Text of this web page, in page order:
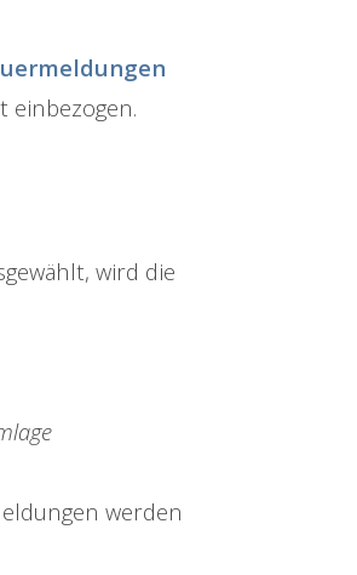
einbezogen.
wird die
werden